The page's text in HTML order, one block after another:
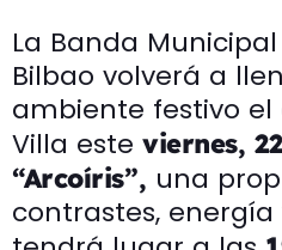
La Banda
Bilbao volverá a
ambiente festivo el
Villa este viernes,
“Arcoíris”, una
contrastes,